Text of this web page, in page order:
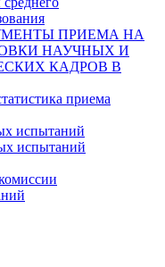
ПРИЕМА НА
НАУЧНЫХ И
КАДРОВ В
приема
испытаний
испытаний